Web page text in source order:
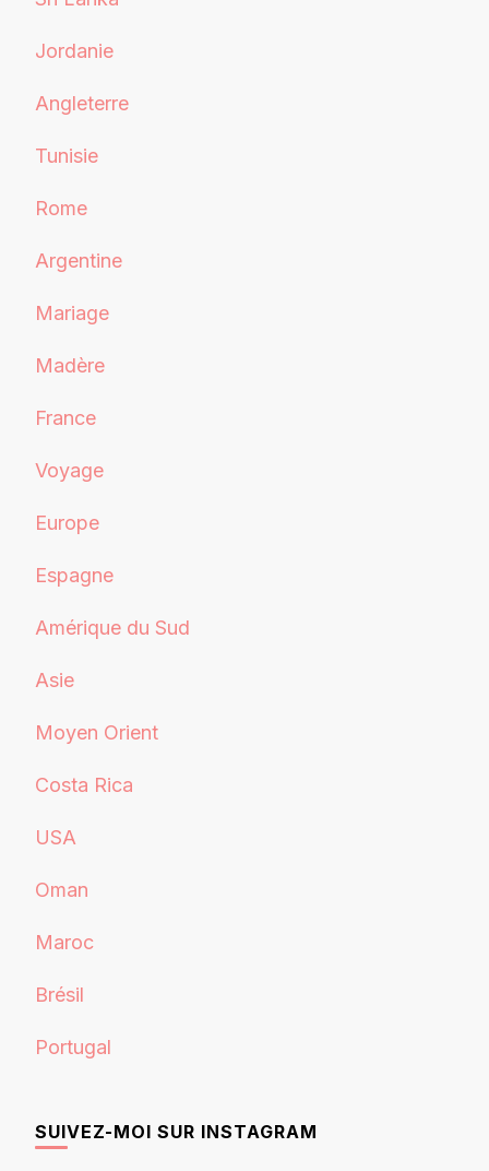
Jordanie
Angleterre
Tunisie
Rome
Argentine
Mariage
Madère
France
Voyage
Europe
Espagne
Amérique du Sud
Asie
Moyen Orient
Costa Rica
USA
Oman
Maroc
Brésil
Portugal
SUIVEZ-MOI SUR INSTAGRAM